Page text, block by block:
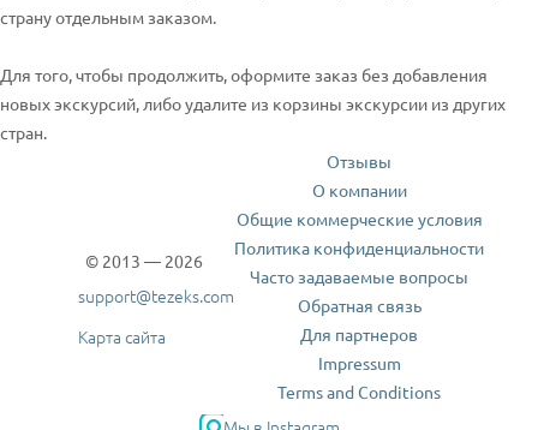
страну отдельным заказом.
Для того, чтобы продолжить, оформите заказ без добавления
новых экскурсий, либо удалите из корзины экскурсии из других
стран.
© 2013 — 2026
support@tezeks.com
Карта сайта
Отзывы
О компании
Общие коммерческие условия
Политика конфиденциальности
Часто задаваемые вопросы
Обратная связь
Для партнеров
Impressum
Terms and Conditions